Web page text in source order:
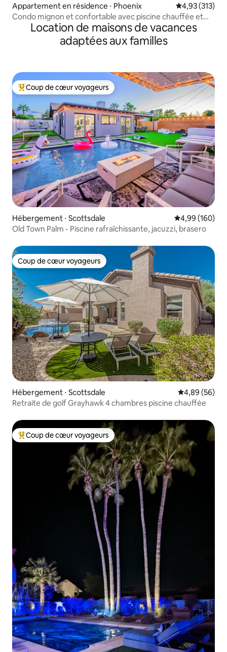
Appartement en résidence ⋅ Phoenix Évaluation
4,93 (313)
Condo mignon et confortable avec piscine chauffée et
bain à remous
Location de maisons de vacances
adaptées aux familles
Coups de cœur voyageurs les plus appréciés
Coup de cœur voyageurs
Hébergement ⋅ Scottsdale Évaluation
4,99 (160)
Old Town Palm - Piscine rafraîchissante, jacuzzi, brasero
Coup de cœur voyageurs
Coup de cœur voyageurs
Hébergement ⋅ Scottsdale Évaluation
4,89 (56)
Retraite de golf Grayhawk 4 chambres piscine chauffée
Coups de cœur voyageurs les plus appréciés
Coup de cœur voyageurs